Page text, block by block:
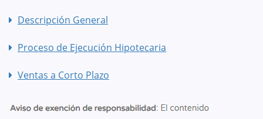
Descripción General
Proceso de Ejecución Hipotecaria
Ventas a Corto Plazo